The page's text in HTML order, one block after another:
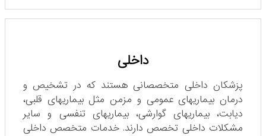
داخلی
پزشکان داخلی متخصصانی هستند که در تشخیص و
درمان بیماریهای عمومی و مزمن مثل بیماریهای قلبی،
دیابت، بیماریهای گوارشی، بیماریهای تنفسی و سایر
مشکلات داخلی تخصص دارند. خدمات متخصص داخلی